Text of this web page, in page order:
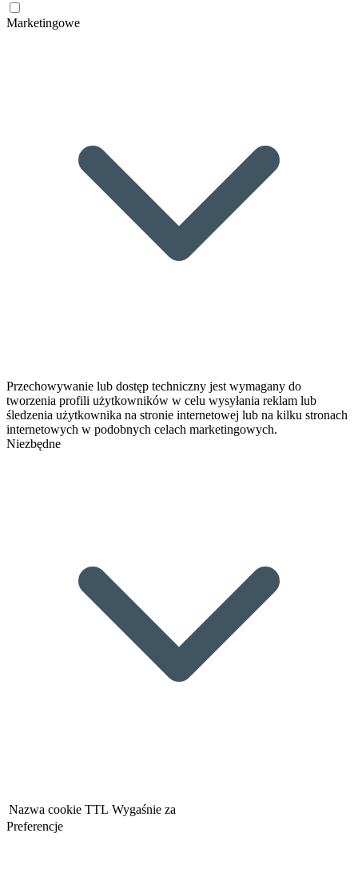
Marketingowe
Przechowywanie lub dostęp techniczny jest wymagany do
tworzenia profili użytkowników w celu wysyłania reklam lub
śledzenia użytkownika na stronie internetowej lub na kilku stronach
internetowych w podobnych celach marketingowych.
Niezbędne
Nazwa cookie TTL Wygaśnie za
Preferencje